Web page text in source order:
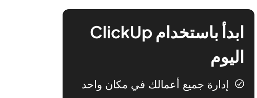
ابدأ باستخدام ClickUp
اليوم
إدارة جميع أعمالك في مكان واحد